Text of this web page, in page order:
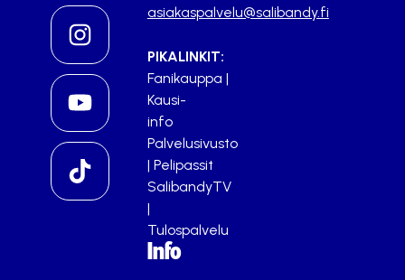
asiakaspalvelu@salibandy.fi
PIKALINKIT:
Fanikauppa |
Kausi-
info
Palvelusivusto
| Pelipassit
SalibandyTV
|
Tulospalvelu
Info